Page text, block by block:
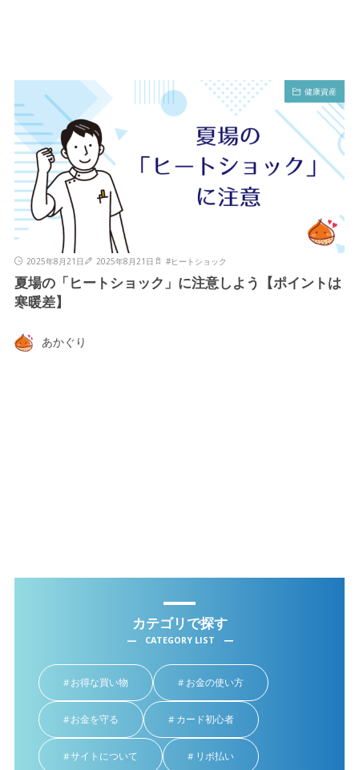
健康資産
2025年8月21日 2025年8月21日 #ヒートショック
夏場の「ヒートショック」に注意しよう【ポイントは
寒暖差】
あかぐり
カテゴリで探す
CATEGORY LIST
お得な買い物 お金の使い方
お金を守る カード初心者
サイトについて リボ払い